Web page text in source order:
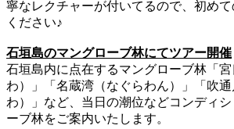
寧なレクチャーが付いてるので、初め
ください♪
石垣島のマングローブ林にてツアー開催
石垣島内に点在するマングローブ林「
わ）」「名蔵湾（なぐらわん）」「吹
わ）」など、当日の潮位などコンディ
ーブ林をご案内いたします。